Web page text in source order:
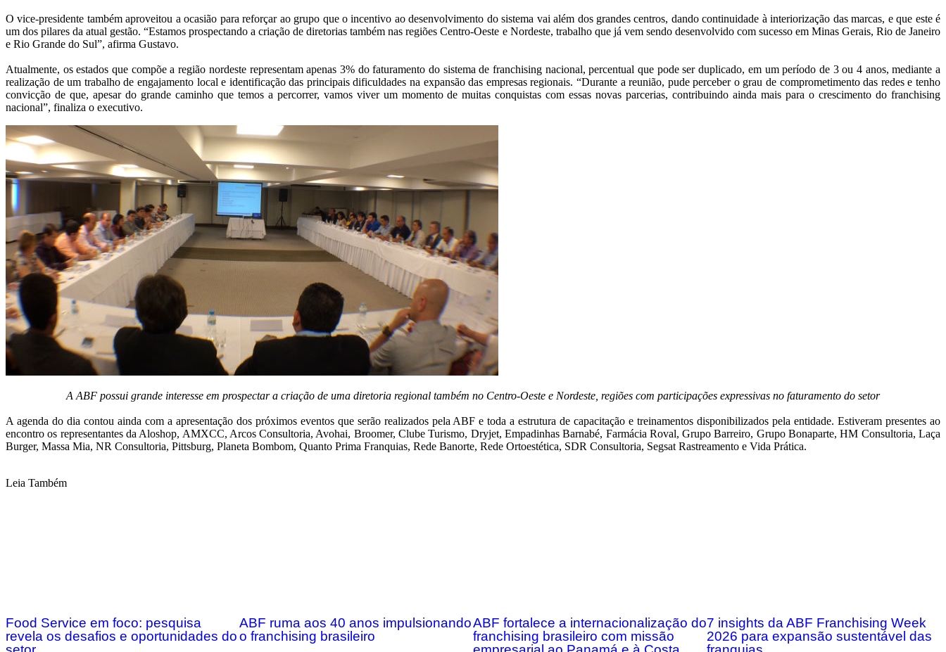
O vice-presidente também aproveitou a ocasião para reforçar ao grupo que o incentivo ao desenvolvimento do sistema vai além dos grandes centros, dando continuidade à interiorização das marcas, e que este é
um dos pilares da atual gestão. “Estamos prospectando a criação de diretorias também nas regiões Centro-Oeste e Nordeste, trabalho que já vem sendo desenvolvido com sucesso em Minas Gerais, Rio de Janeiro
e Rio Grande do Sul”, afirma Gustavo.
Atualmente, os estados que compõe a região nordeste representam apenas 3% do faturamento do sistema de franchising nacional, percentual que pode ser duplicado, em um período de 3 ou 4 anos, mediante a
realização de um trabalho de engajamento local e identificação das principais dificuldades na expansão das empresas regionais. “Durante a reunião, pude perceber o grau de comprometimento das redes e tenho
convicção de que, apesar do grande caminho que temos a percorrer, vamos viver um momento de muitas conquistas com essas novas parcerias, contribuindo ainda mais para o crescimento do franchising
nacional”, finaliza o executivo.
A ABF possui grande interesse em prospectar a criação de uma diretoria regional também no Centro-Oeste e Nordeste, regiões com participações expressivas no faturamento do setor
A agenda do dia contou ainda com a apresentação dos próximos eventos que serão realizados pela ABF e toda a estrutura de capacitação e treinamentos disponibilizados pela entidade. Estiveram presentes ao
encontro os representantes da Aloshop, AMXCC, Arcos Consultoria, Avohai, Broomer, Clube Turismo, Dryjet, Empadinhas Barnabé, Farmácia Roval, Grupo Barreiro, Grupo Bonaparte, HM Consultoria, Laça
Burger, Massa Mia, NR Consultoria, Pittsburg, Planeta Bombom, Quanto Prima Franquias, Rede Banorte, Rede Ortoestética, SDR Consultoria, Segsat Rastreamento e Vida Prática.
Leia Também
Food Service em foco: pesquisa
revela os desafios e oportunidades do
ABF ruma aos 40 anos impulsionando
o franchising brasileiro
ABF fortalece a internacionalização do
franchising brasileiro com missão
7 insights da ABF Franchising Week
2026 para expansão sustentável das